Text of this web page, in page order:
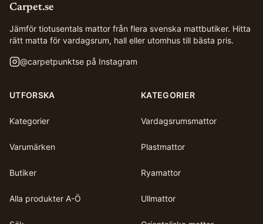
Carpet.se
Jämför tiotusentals mattor från flera svenska mattbutiker. Hitta
rätt matta för vardagsrum, hall eller utomhus till bästa pris.
@carpetpunktse på Instagram
UTFORSKA
Kategorier
Varumärken
Butiker
Alla produkter A-Ö
KATEGORIER
Vardagsrumsmattor
Plastmattor
Ryamattor
Ullmattor